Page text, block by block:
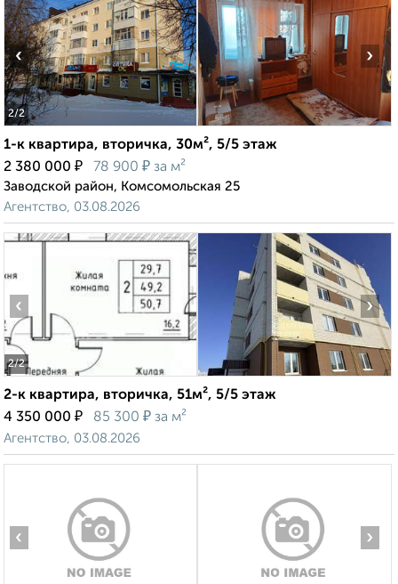
2/2
‹ ›
1-к квартира, вторичка, 30м², 5/5 этаж
2 380 000 ₽ 78 900 ₽ за м²
Заводской район, Комсомольская 25
Агентство, 03.08.2026
2/2
‹ ›
2-к квартира, вторичка, 51м², 5/5 этаж
4 350 000 ₽ 85 300 ₽ за м²
Агентство, 03.08.2026
‹ ›